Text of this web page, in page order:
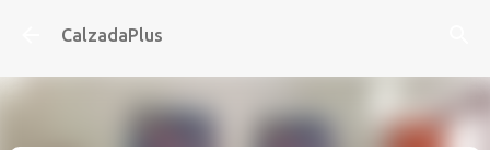
Ir al contenido principal
CalzadaPlus